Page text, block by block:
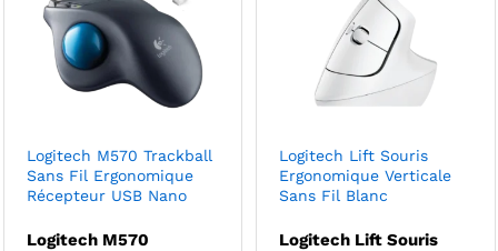
Logitech M570 Trackball
Sans Fil Ergonomique
Récepteur USB Nano
Logitech M570
Logitech Lift Souris
Ergonomique Verticale
Sans Fil Blanc
Logitech Lift Souris